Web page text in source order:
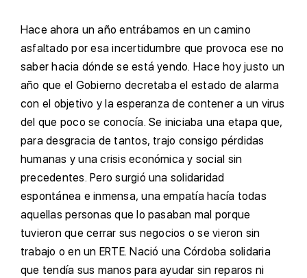
Hace ahora un año entrábamos en un camino
asfaltado por esa incertidumbre que provoca ese no
saber hacia dónde se está yendo. Hace hoy justo un
año que el Gobierno decretaba el estado de alarma
con el objetivo y la esperanza de contener a un virus
del que poco se conocía. Se iniciaba una etapa que,
para desgracia de tantos, trajo consigo pérdidas
humanas y una crisis económica y social sin
precedentes. Pero surgió una solidaridad
espontánea e inmensa, una empatía hacía todas
aquellas personas que lo pasaban mal porque
tuvieron que cerrar sus negocios o se vieron sin
trabajo o en un ERTE. Nació una Córdoba solidaria
que tendía sus manos para ayudar sin reparos ni